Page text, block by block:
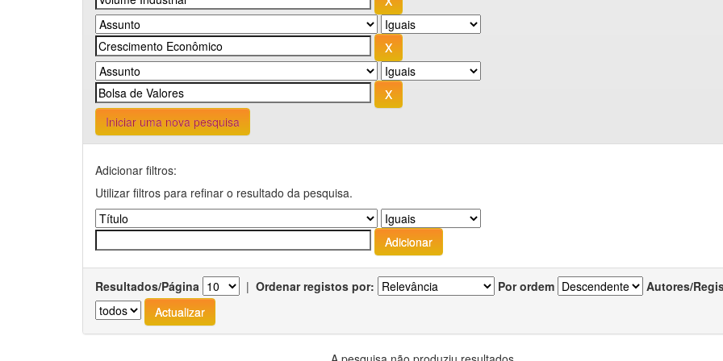
Iniciar uma nova pesquisa
Adicionar filtros:
Utilizar filtros para refinar o resultado da pesquisa.
Resultados/Página | Ordenar registos por: Por ordem Autores/